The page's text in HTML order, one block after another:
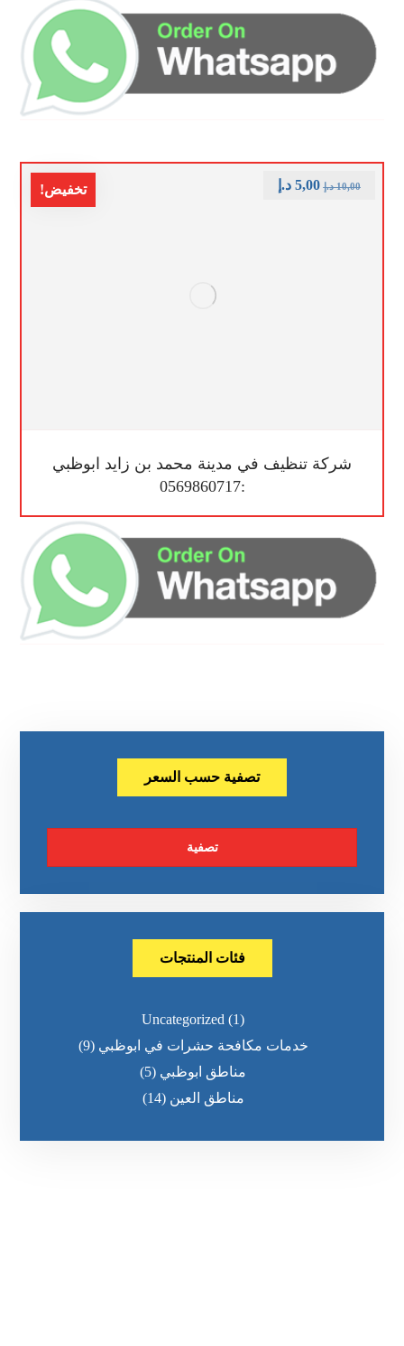
تخفيض!
شركة تنظيف في مدينة محمد بن زايد ابوظبي
:0569860717
10,00 د.إ 5,00 د.إ
تصفية حسب السعر
تصفية
فئات المنتجات
Uncategorized (1)
خدمات مكافحة حشرات في ابوظبي (9)
مناطق ابوظبي (5)
مناطق العين (14)